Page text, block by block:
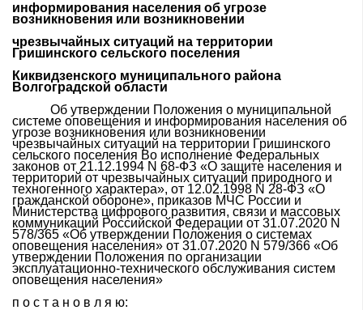
информирования населения об угрозе
возникновения или возникновении
чрезвычайных ситуаций на территории
Гришинского сельского поселения
Киквидзенского муниципального района
Волгоградской области
Об утверждении Положения о муниципальной
системе оповещения и информирования населения об
угрозе возникновения или возникновении
чрезвычайных ситуаций на территории Гришинского
сельского поселения Во исполнение Федеральных
законов от 21.12.1994 N 68-ФЗ «О защите населения и
территорий от чрезвычайных ситуаций природного и
техногенного характера», от 12.02.1998 N 28-ФЗ «О
гражданской обороне», приказов МЧС России и
Министерства цифрового развития, связи и массовых
коммуникаций Российской Федерации от 31.07.2020 N
578/365 «Об утверждении Положения о системах
оповещения населения» от 31.07.2020 N 579/366 «Об
утверждении Положения по организации
эксплуатационно-технического обслуживания систем
оповещения населения»
п о с т а н о в л я ю: